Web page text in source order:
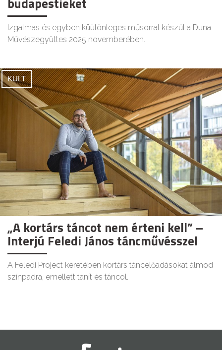
Izgalmas és egyben küülönleges műsorral készül a Duna
Művészegyüttes 2025 novemberében.
KULT
„A kortárs táncot nem érteni kell” –
Interjú Feledi János táncművésszel
A Feledi Project keretében kortárs táncelőadásokat álmod
színpadra, emellett tanít és táncol.